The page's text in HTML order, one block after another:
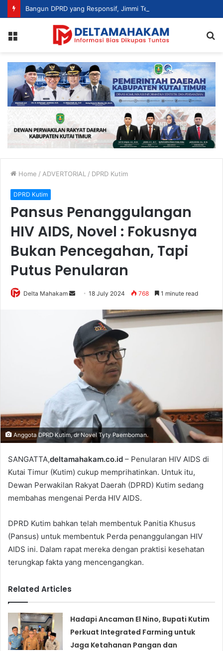
Home / ADVERTORIAL / DPRD Kutim
DPRD Kutim
Pansus Penanggulangan
HIV AIDS, Novel : Fokusnya
Bukan Pencegahan, Tapi
Putus Penularan
Delta Mahakam
d
n
e
m
18 July 2024 768 1 minute read
Anggota DPRD Kutim, dr Novel Tyty Paemboman.
SANGATTA,deltamahakam.co.id – Penularan HIV AIDS di
Kutai Timur (Kutim) cukup memprihatinkan. Untuk itu,
Dewan Perwakilan Rakyat Daerah (DPRD) Kutim sedang
membahas mengenai Perda HIV AIDS.
DPRD Kutim bahkan telah membentuk Panitia Khusus
(Pansus) untuk membentuk Perda penanggulangan HIV
AIDS ini. Dalam rapat mereka dengan praktisi kesehatan
terungkap fakta yang mencengangkan.
Related Articles
Hadapi Ancaman El Nino, Bupati Kutim
Perkuat Integrated Farming untuk
Jaga Ketahanan Pangan dan